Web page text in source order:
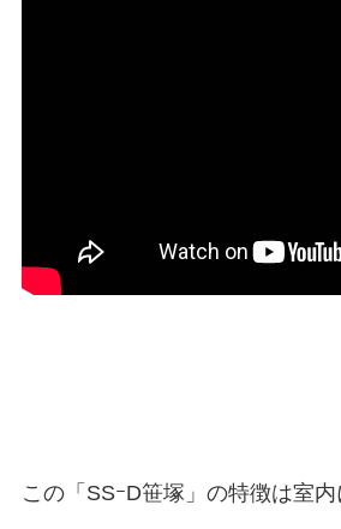
この「SSｰD笹塚」の特徴は室内